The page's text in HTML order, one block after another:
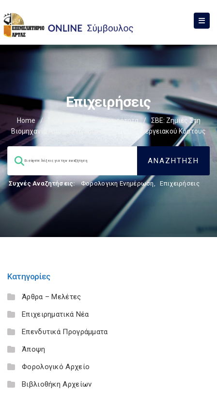
Επιχειρήσεις
Home / Επικαιρότητα /
ΣΒΕ: Ζημιές Στη
Βιομηχανία Από Τη Ραγδαία Αύξηση Του Ενεργειακού Κόστους
Συχνές Αναζητήσεις: Φορολογικη Ενημέρωση, Επιχειρήσεις
Κατηγορίες
Άρθρα – Μελέτες
Επιχειρηματικά Νέα
Επενδυτικά Προγράμματα
Άποψη
Φορολογικό Αρχείο
Βιβλιοθήκη Αρχείων